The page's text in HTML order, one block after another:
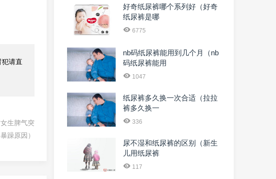
犯请直
生脾气突
躁原因）
好奇纸尿裤哪个系列好（好奇
纸尿裤是哪
6775
nb码纸尿裤能用到几个月（nb
码纸尿裤能用
1047
纸尿裤多久换一次合适（拉拉
裤多久换一
336
尿不湿和纸尿裤的区别（新生
儿用纸尿裤
117